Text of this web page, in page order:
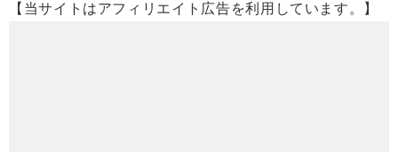
【当サイトはアフィリエイト広告を利用しています。】